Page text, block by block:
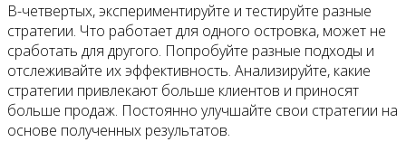
В-четвертых, экспериментируйте и тестируйте разные
стратегии. Что работает для одного островка, может не
сработать для другого. Попробуйте разные подходы и
отслеживайте их эффективность. Анализируйте, какие
стратегии привлекают больше клиентов и приносят
больше продаж. Постоянно улучшайте свои стратегии на
основе полученных результатов.